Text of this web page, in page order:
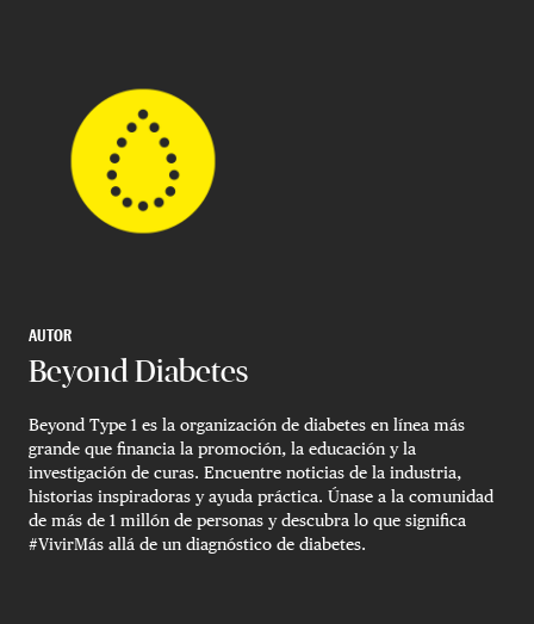
AUTOR
Beyond Diabetes
Beyond Type 1 es la organización de diabetes en línea más
grande que financia la promoción, la educación y la
investigación de curas. Encuentre noticias de la industria,
historias inspiradoras y ayuda práctica. Únase a la comunidad
de más de 1 millón de personas y descubra lo que significa
#VivirMás allá de un diagnóstico de diabetes.